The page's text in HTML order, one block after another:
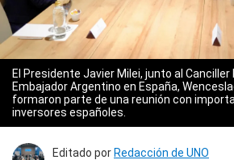
El Presidente Javier Milei, junto al Canciller
Embajador Argentino en España,
formaron parte de una reunión con
inversores españoles.
Editado porRedacción de UNO